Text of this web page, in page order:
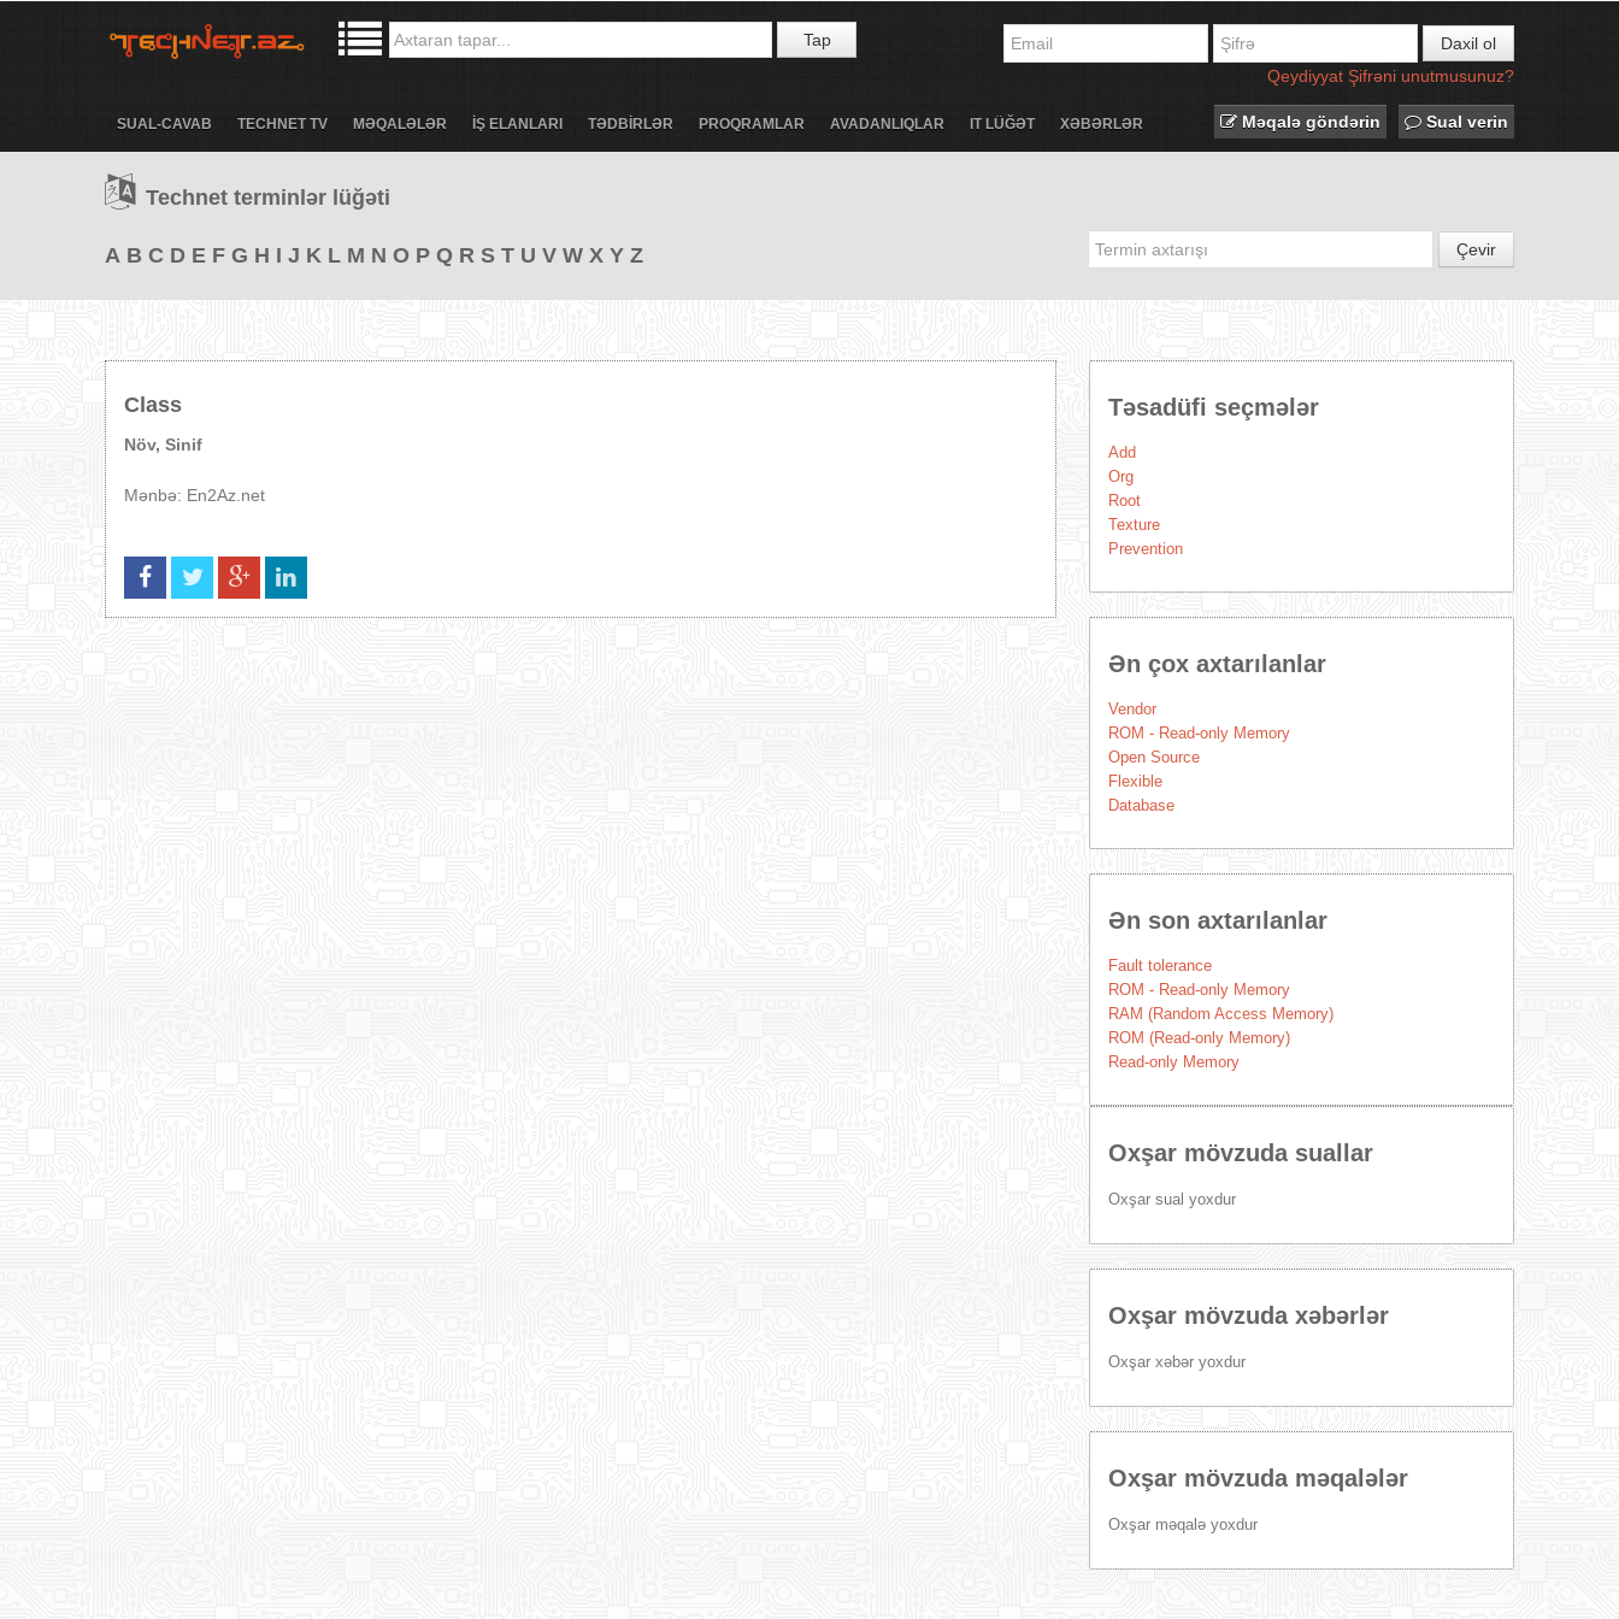
Tap
Daxil ol
Qeydiyyat Şifrəni unutmusunuz?
SUAL-CAVAB TECHNET TV MƏQALƏLƏR İŞ ELANLARI TƏDBİRLƏR PROQRAMLAR AVADANLIQLAR IT LÜĞƏT XƏBƏRLƏR Məqalə göndərin Sual verin
Technet terminlər lüğəti
A B C D E F G H I J K L M N O P Q R S T U V W X Y Z Çevir
Class
Növ, Sinif
Mənbə: En2Az.net
Təsadüfi seçmələr
Add
Org
Root
Texture
Prevention
Ən çox axtarılanlar
Vendor
ROM - Read-only Memory
Open Source
Flexible
Database
Ən son axtarılanlar
Fault tolerance
ROM - Read-only Memory
RAM (Random Access Memory)
ROM (Read-only Memory)
Read-only Memory
Oxşar mövzuda suallar
Oxşar sual yoxdur
Oxşar mövzuda xəbərlər
Oxşar xəbər yoxdur
Oxşar mövzuda məqalələr
Oxşar məqalə yoxdur